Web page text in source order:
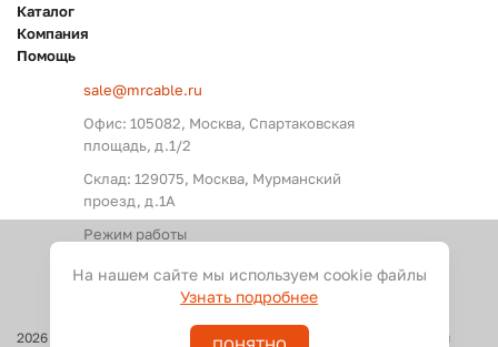
Каталог
Компания
Помощь
sale@mrcable.ru
Офис: 105082, Москва, Спартаковская
площадь, д.1/2
Склад: 129075, Москва, Мурманский
проезд, д.1А
Режим работы
2026 Оптовые поставки кабелей и разъемов для аудио, видео и
На нашем сайте мы используем cookie файлы
Узнать подробнее